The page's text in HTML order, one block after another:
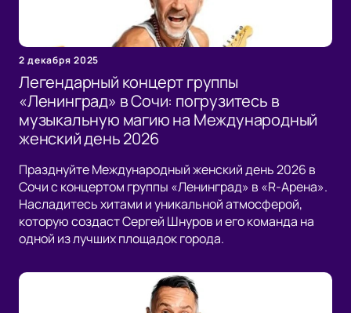
2 декабря 2025
Легендарный концерт группы
«Ленинград» в Сочи: погрузитесь в
музыкальную магию на Международный
женский день 2026
Празднуйте Международный женский день 2026 в
Сочи с концертом группы «Ленинград» в «R-Арена».
Насладитесь хитами и уникальной атмосферой,
которую создаст Сергей Шнуров и его команда на
одной из лучших площадок города.